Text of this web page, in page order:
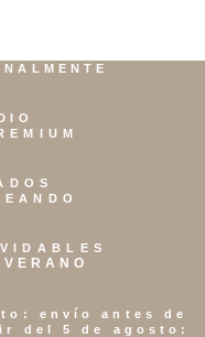
envío antes de
del 5 de agosto: